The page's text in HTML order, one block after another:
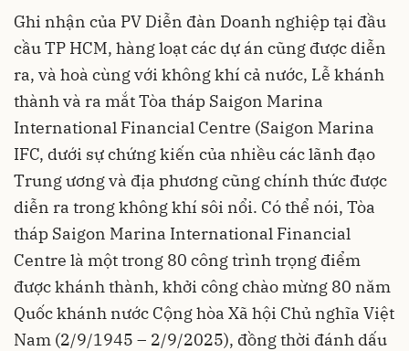
Ghi nhận của PV Diễn đàn Doanh nghiệp tại đầu
cầu TP HCM, hàng loạt các dự án cũng được diễn
ra, và hoà cùng với không khí cả nước, Lễ khánh
thành và ra mắt Tòa tháp Saigon Marina
International Financial Centre (Saigon Marina
IFC, dưới sự chứng kiến của nhiều các lãnh đạo
Trung ương và địa phương cũng chính thức được
diễn ra trong không khí sôi nổi. Có thể nói, Tòa
tháp Saigon Marina International Financial
Centre là một trong 80 công trình trọng điểm
được khánh thành, khởi công chào mừng 80 năm
Quốc khánh nước Cộng hòa Xã hội Chủ nghĩa Việt
Nam (2/9/1945 – 2/9/2025), đồng thời đánh dấu